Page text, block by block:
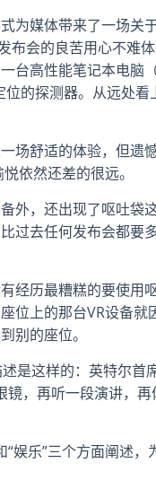
为媒体带来了一场关
布会的良苦用心不难
台高性能笔记本电
的探测器。从远处
场舒适的体验，但
依然还差的很远。
外，还出现了呕吐袋
过去任何发布会都要
经历最糟糕的要使用
位上的那台VR设备
别的座位。
是这样的：英特尔
镜，再听一段演讲，
“娱乐”三个方面阐述